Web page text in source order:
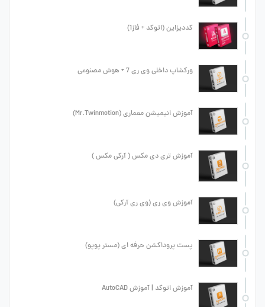
کددیزاین (اتوکد + فاز1)
ورکشاپ داخلی وی ری 7 + هوش مصنوعی
آموزش انیمیشن معماری (Mr.Twinmotion)
آموزش تری دی مکس ( آرکی مکس )
آموزش وی ری (وی ری آرکی)
پست پروداکشن حرفه ای (مستر پوپو)
آموزش اتوکد | آموزش AutoCAD